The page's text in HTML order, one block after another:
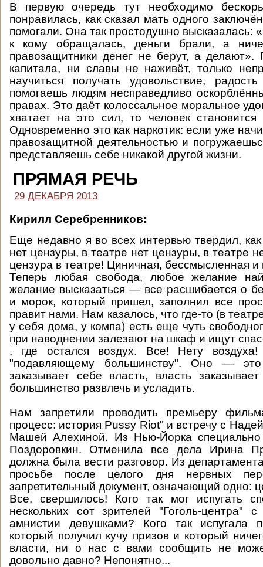
В первую очередь тут необходимо
понравилась, как сказал мать одного
помогали. Она так простодушно высказалась:
к кому обращалась, деньги брали, а
правозащитники денег не берут, а делают».
капитала, ни славы не наживёт, только
научиться получать удовольствие,
помогаешь людям несправедливо
правах. Это даёт колоссальное моральное
хватает на это сил, то человек становится
Одновременно это как наркотик: если уже
правозащитной деятельностью и
представляешь себе никакой другой жизни.
ПРЯМАЯ РЕЧЬ
29 ДЕКАБРЯ 2013
Кирилл Серебренников:
Еще недавно я во всех интервью твердил,
нет цензуры, в театре нет цензуры, в театре
цензура в театре! Циничная, бессмысленная и
Теперь любая свобода, любое желание
желание высказаться — все расшибается о
и морок, который пришел, заполнил все
правит нами. Нам казалось, что где-то (в
у себя дома, у компа) есть еще чуть
при наводнении залезают на шкаф и ищут
, где остался воздух. Все! Нету воздуха!
"подавляющему большинству". Оно —
заказывает себе власть, власть
большинство развлечь и усладить.
Нам запретили проводить премьеру
процесс: история Pussy Riot" и встречу с
Машей Алехиной. Из Нью-Йорка
Поздоровкин. Отменила все дела Ирина
должна была вести разговор. Из
просьбе после целого дня нервных
запретительный документ, означающий одно:
Все, свершилось! Кого так мог испугать
нескольких сот зрителей "Гоголь-центра"
амнистии девушками? Кого так испугала
который получил кучу призов и который
власти, ни о нас с вами сообщить не
довольно давно? Непонятно...